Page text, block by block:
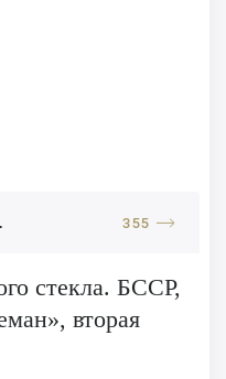
355
стекла. БССР,
вторая